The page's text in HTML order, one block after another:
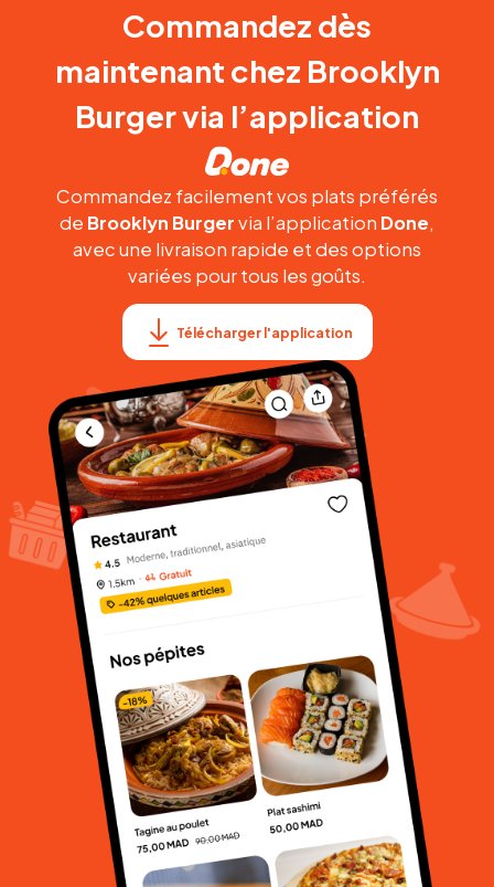
Commandez dès
maintenant chez Brooklyn
Burger via l’application
Commandez facilement vos plats préférés
de Brooklyn Burgervia l’application Done,
avec une livraison rapide et des options
variées pour tous les goûts.
Télécharger l'application